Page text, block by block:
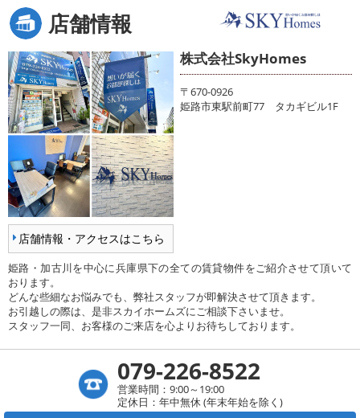
店舗情報
店舗情報・アクセスはこちら
株式会社SkyHomes
〒670-0926
姫路市東駅前町77 タカギビル1F
姫路・加古川を中心に兵庫県下の全ての賃貸物件をご紹介させて頂いて
おります。
どんな些細なお悩みでも、弊社スタッフが即解決させて頂きます。
お引越しの際は、是非スカイホームズにご相談下さいませ。
スタッフ一同、お客様のご来店を心よりお待ちしております。
079-226-8522
営業時間：9:00～19:00
定休日：年中無休 (年末年始を除く)